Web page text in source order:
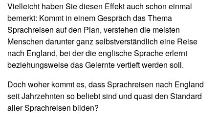
Vielleicht haben Sie diesen Effekt auch schon einmal
bemerkt: Kommt in einem Gespräch das Thema
Sprachreisen auf den Plan, verstehen die meisten
Menschen darunter ganz selbstverständlich eine Reise
nach England, bei der die englische Sprache erlernt
beziehungsweise das Gelernte vertieft werden soll.
Doch woher kommt es, dass Sprachreisen nach England
seit Jahrzehnten so beliebt sind und quasi den Standard
aller Sprachreisen bilden?